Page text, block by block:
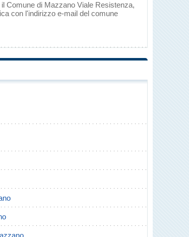
Comune di Mazzano Viale Resistenza,
con l'indirizzo e-mail del comune